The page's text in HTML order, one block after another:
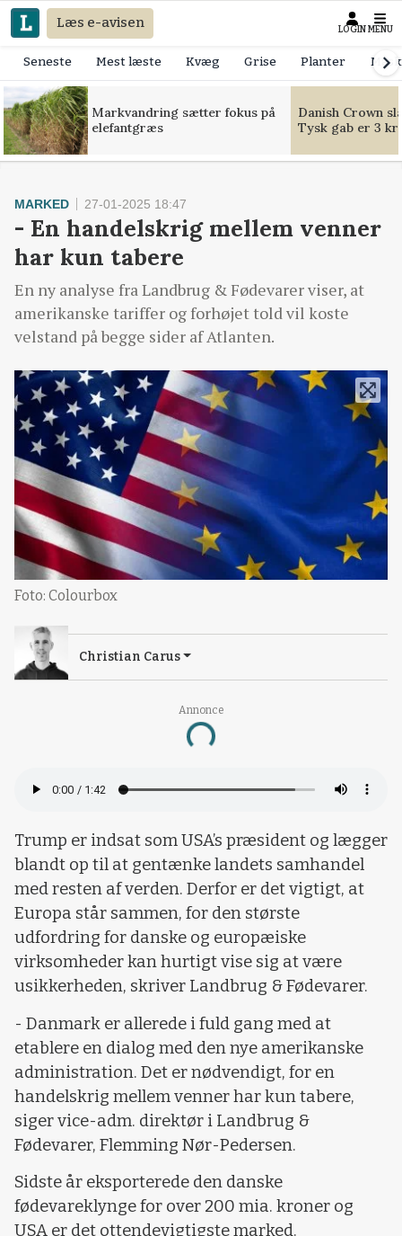
Læs e-avisen LOGIN MENU
Seneste Mest læste Kvæg Grise Planter
Markvandring sætter fokus på
elefantgræs
Danish Crown
Tysk gab er 3
Annonce
Loading...
MARKED 27-01-2025 18:47
- En handelskrig mellem venner
har kun tabere
En ny analyse fra Landbrug & Fødevarer viser, at
amerikanske tariffer og forhøjet told vil koste
velstand på begge sider af Atlanten.
Foto: Colourbox
Christian Carus
Trump er indsat som USA’s præsident og lægger
blandt op til at gentænke landets samhandel
med resten af verden. Derfor er det vigtigt, at
Europa står sammen, for den største
udfordring for danske og europæiske
virksomheder kan hurtigt vise sig at være
usikkerheden, skriver Landbrug & Fødevarer.
- Danmark er allerede i fuld gang med at
etablere en dialog med den nye amerikanske
administration. Det er nødvendigt, for en
handelskrig mellem venner har kun tabere,
siger vice-adm. direktør i Landbrug &
Fødevarer, Flemming Nør-Pedersen.
Sidste år eksporterede den danske
fødevareklynge for over 200 mia. kroner og
USA er det ottendevigtigste marked.